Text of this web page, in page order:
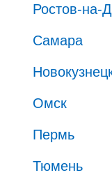
Ростов-на-
Самара
Омск
Пермь
Тюмень